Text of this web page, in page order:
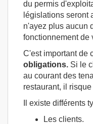
du permis
législations seront
n'ayez plus aucun
fonctionnement de
C'est important de
obligations. Si le
au courant des
restaurant, il
Il existe différents
Les clients.